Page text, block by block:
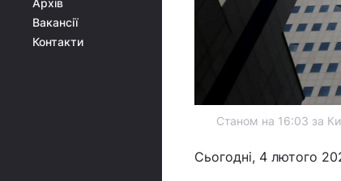
Архів
Вакансії
Контакти
Станом на 16:03 за
Сьогодні, 4 лютого